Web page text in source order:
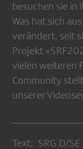
besuchen sie in
Was hat sich
verändert, seit
Projekt
vielen weiteren
Community
unserer
Text: SRG.D/SE